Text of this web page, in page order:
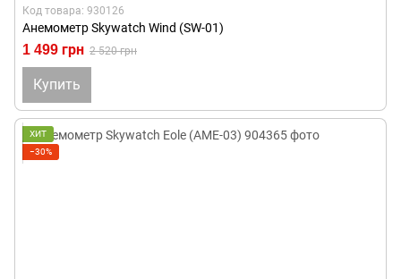
Код товара: 930126
Анемометр Skywatch Wind (SW-01)
1 499 грн 2 520 грн
Купить
ХИТ
−30%